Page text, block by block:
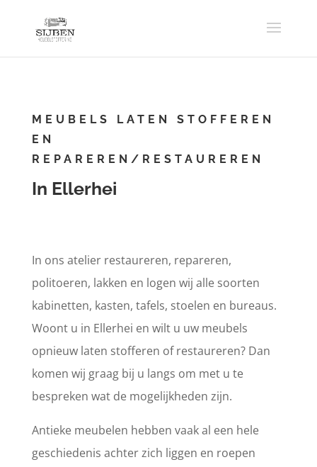
MEUBELS LATEN STOFFEREN
EN
REPAREREN/RESTAUREREN
In Ellerhei
In ons atelier restaureren, repareren,
politoeren, lakken en logen wij alle soorten
kabinetten, kasten, tafels, stoelen en bureaus.
Woont u in Ellerhei en wilt u uw meubels
opnieuw laten stofferen of restaureren? Dan
komen wij graag bij u langs om met u te
bespreken wat de mogelijkheden zijn.
Antieke meubelen hebben vaak al een hele
geschiedenis achter zich liggen en roepen